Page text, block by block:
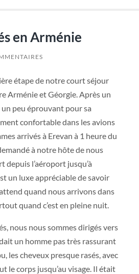
en Arménie
étape de notre court séjour
Arménie et Géorgie. Après un
peu éprouvant pour sa
confortable dans les avions
arrivés à Erevan à 1 heure du
à notre hôte de nous
depuis l’aéroport jusqu’à
un luxe appréciable de savoir
quand nous arrivons dans
quand c’est en pleine nuit.
nous nous sommes dirigés vers
un homme pas très rassurant
les cheveux presque rasés, avec
le corps jusqu’au visage. Il était